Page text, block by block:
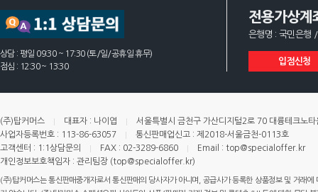
상담 : 평일 09:30 ~ 17:30 (토/일/공휴일 휴무)
점심 : 12:30 ~ 13:30
전용가상계
은행명 : 국민은행
입점신청
(주)탑커머스 대표자 : 나이엽
서울특별시 금천구 가산디지털2로 70 대륭테크노
사업자등록번호 : 113-86-63057
통신판매업신고 : 제2018-서울금천-0113호
고객센터 : 1:1상담문의
FAX : 02-3289-6860
Email : top@specialoffer.kr
개인정보보호책임자 : 관리팀장 (top@specialoffer.kr)
(주)탑커머스는 통신판매중개자로서 통신판매의 당사자가 아니며, 공급사가 등록한 상품정보 및 거래